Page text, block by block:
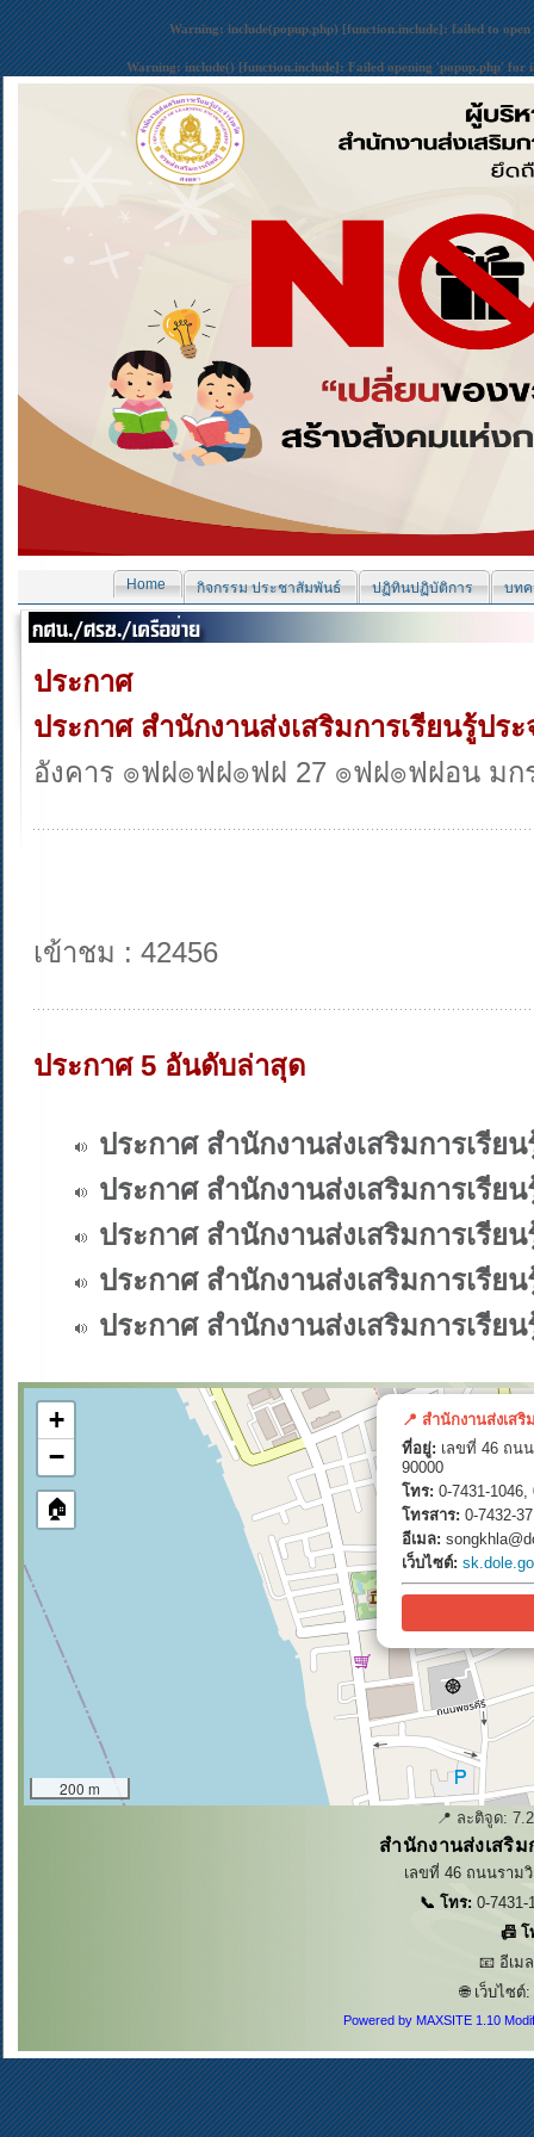
Warning: include(popup.php) [function.include]: failed to
Warning: include() [function.include]: Failed opening 'popup.php' for
Home กิจกรรม ประชาสัมพันธ์ ปฏิทินปฏิบัติการ บทค
ประกาศ
ประกาศ สำนักงานส่งเสริมการเรียนรู้ปร
อังคาร ๏ฟฝ๏ฟฝ๏ฟฝ 27 ๏ฟฝ๏ฟฝอน มก
เข้าชม : 42456
ประกาศ 5 อันดับล่าสุด
ประกาศ สำนักงานส่งเสริมการเรีย
ประกาศ สำนักงานส่งเสริมการเรีย
ประกาศ สำนักงานส่งเสริมการเรีย
ประกาศ สำนักงานส่งเสริมการเรีย
ประกาศ สำนักงานส่งเสริมการเรีย
📍 สำนักงานส่งเส
ที่อยู่: เลขที่ 46 ถน
90000
โทร: 0-7431-1046,
โทรสาร: 0-7432-
อีเมล:
เว็บไซต์:
+
−
🏠
200 m
📍 ละติจูด:
สำนักงานส่งเสริ
เลขที่ 46 ถนนราม
📞 โทร:0-7431-
📠 โ
📧 อีเม
🌐 เว็บไซต์:
Powered by MAXSITE 1.10